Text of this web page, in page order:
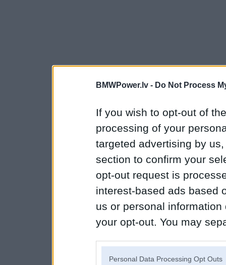
BMWPower.lv - Do Not Process
If you wish to opt-out of
processing of your
targeted advertising by
section to confirm your
opt-out request is
interest-based ads based
us or personal
your opt-out. You may
Personal Data Processing Opt Outs